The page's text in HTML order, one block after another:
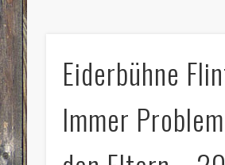
Eiderbühne
Immer